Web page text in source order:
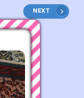
NEXT